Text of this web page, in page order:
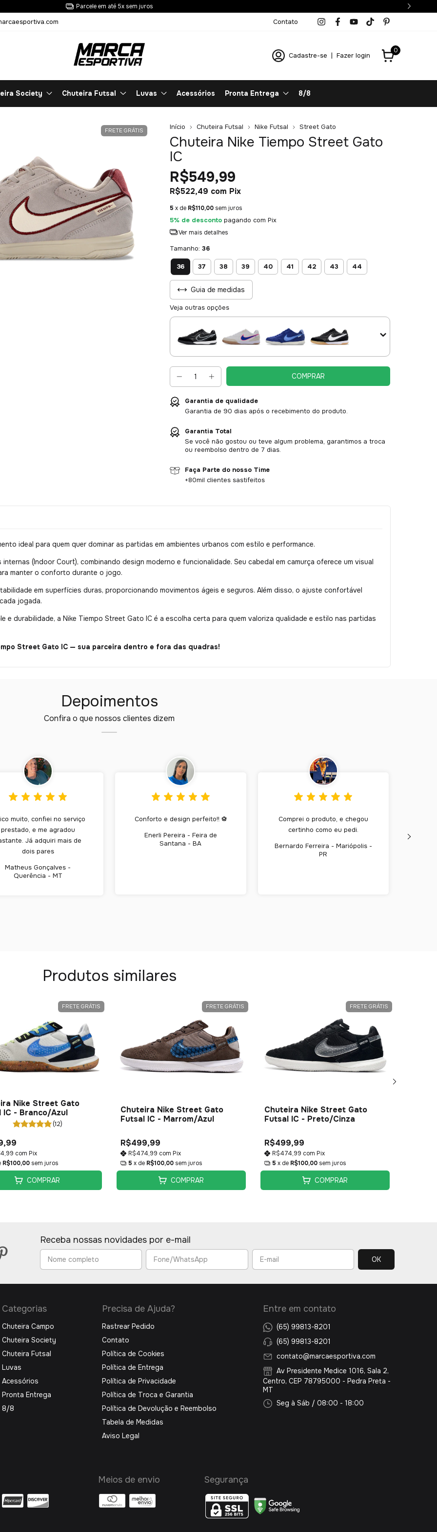
Contato
Cadastre-se | Fazer login
0
Society Chuteira Futsal Luvas Acessórios Pronta Entrega 8/8
FRETE GRÁTIS Início Chuteira Futsal Nike Futsal Street Gato
Chuteira Nike Tiempo Street Gato
IC
R$549,99
R$522,49 com Pix
5 x de R$110,00 sem juros
5% de desconto pagando com Pix
Ver mais detalhes
Tamanho: 36
36 37 38 39 40 41 42 43 44
Guia de medidas
Veja outras opções
Garantia de qualidade
Garantia de 90 dias após o recebimento do produto.
Garantia Total
Se você não gostou ou teve algum problema, garantimos a troca
ou reembolso dentro de 7 dias.
Faça Parte do nosso Time
+80mil clientes sastifeitos
ideal para quem quer dominar as partidas em ambientes urbanos com estilo e performance.
(Indoor Court), combinando design moderno e funcionalidade. Seu cabedal em camurça oferece um visual
manter o conforto durante o jogo.
em superfícies duras, proporcionando movimentos ágeis e seguros. Além disso, o ajuste confortável
jogada.
e durabilidade, a Nike Tiempo Street Gato IC é a escolha certa para quem valoriza qualidade e estilo nas partidas
Street Gato IC — sua parceira dentro e fora das quadras!
Depoimentos
Confira o que nossos clientes dizem
muito, confiei no serviço
prestado, e me agradou
Já adquiri mais de
dois pares
Matheus Gonçalves -
Querência - MT
Conforto e design perfeito!! ⚽
Enerli Pereira - Feira de
Santana - BA
Comprei o produto, e chegou
certinho como eu pedi.
Bernardo Ferreira - Mariópolis -
PR
Produtos similares
FRETE GRÁTIS
Nike Street Gato
IC - Branco/Azul
(12)
com Pix
R$100,00 sem juros
COMPRAR
FRETE GRÁTIS
Chuteira Nike Street Gato
Futsal IC - Marrom/Azul
R$499,99
R$474,99 com Pix
5 x de R$100,00 sem juros
COMPRAR
FRETE GRÁTIS
Chuteira Nike Street Gato
Futsal IC - Preto/Cinza
R$499,99
R$474,99 com Pix
5 x de R$100,00 sem juros
COMPRAR
Receba nossas novidades por e-mail
Categorias
Chuteira Campo
Chuteira Society
Chuteira Futsal
Luvas
Acessórios
Pronta Entrega
8/8
Precisa de Ajuda?
Rastrear Pedido
Contato
Política de Cookies
Política de Entrega
Política de Privacidade
Política de Troca e Garantia
Política de Devolução e Reembolso
Tabela de Medidas
Aviso Legal
Entre em contato
(65) 99813-8201
(65) 99813-8201
contato@marcaesportiva.com
Av Presidente Medice 1016, Sala 2,
Centro, CEP 78795000 - Pedra Preta -
MT
Seg à Sáb / 08:00 - 18:00
Meios de envio Segurança